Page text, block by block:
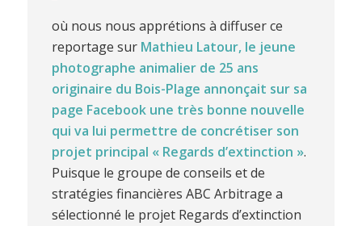
où nous nous apprétions à diffuser ce
reportage surMathieu Latour, le jeune
photographe animalier de 25 ans
originaire du Bois-Plage annonçait sur sa
page Facebook une très bonne nouvelle
qui va lui permettre de concrétiser son
projet principal « Regards d’extinction ».
Puisque le groupe de conseils et de
stratégies financières ABC Arbitrage a
sélectionné le projet Regards d’extinction